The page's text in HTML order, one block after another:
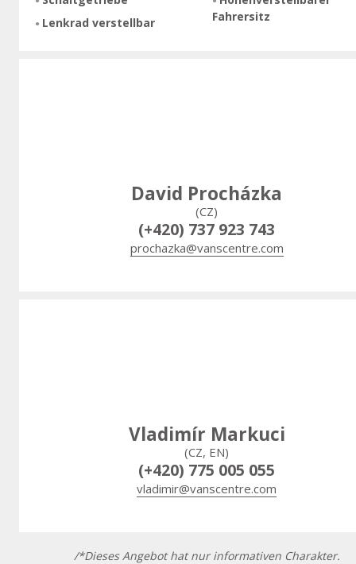
Lenkrad verstellbar
Fahrersitz
David Procházka
(CZ)
(+420) 737 923 743
prochazka@vanscentre.com
Vladimír Markuci
(CZ, EN)
(+420) 775 005 055
vladimir@vanscentre.com
/*Dieses Angebot hat nur informativen Charakter.